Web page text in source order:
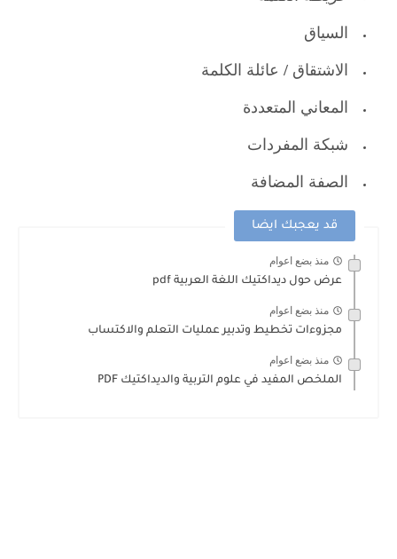
السياق
الاشتقاق / عائلة الكلمة
المعاني المتعددة
شبكة المفردات
الصفة المضافة
قد يعجبك ايضا
منذ بضع اعوام
عرض حول ديداكتيك اللغة العربية pdf
منذ بضع اعوام
مجزوءات تخطيط وتدبير عمليات التعلم والاكتساب
منذ بضع اعوام
الملخص المفيد في علوم التربية والديداكتيك PDF